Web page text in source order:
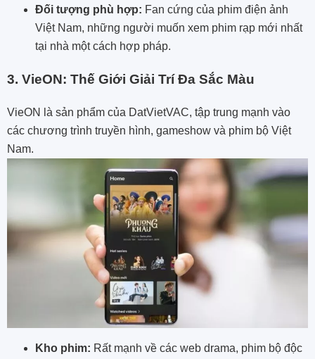
Đối tượng phù hợp: Fan cứng của phim điện ảnh
Việt Nam, những người muốn xem phim rạp mới nhất
tại nhà một cách hợp pháp.
3. VieON: Thế Giới Giải Trí Đa Sắc Màu
VieON là sản phẩm của DatVietVAC, tập trung mạnh vào
các chương trình truyền hình, gameshow và phim bộ Việt
Nam.
Kho phim: Rất mạnh về các web drama, phim bộ độc